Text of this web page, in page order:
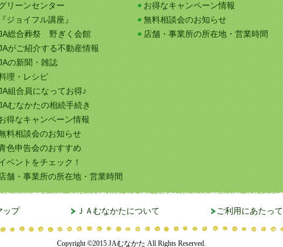
リーンセンター
ジョイフル講座』
総合葬祭 野ぎく会館
がご紹介する不動産情報
の新聞・雑誌
理・レシピ
組合員になってお得♪
むなかたの相続手続き
得なキャンペーン情報
料相談会のお知らせ
色申告会のおすすめ
ベントをチェック！
舗・事業所の所在地・営業時間
お得なキャンペーン情報
無料相談会のお知らせ
店舗・事業所の所在地・営業時間
ップ ＪＡむなかたについて ご利用にあたって
Copyright ©2015 JAむなかた All Rights Reserved.